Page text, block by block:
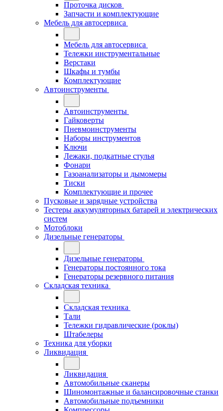
Проточка дисков
Запчасти и комплектующие
Мебель для автосервиса
Мебель для автосервиса
Тележки инструментальные
Верстаки
Шкафы и тумбы
Комплектующие
Автоинструменты
Автоинструменты
Гайковерты
Пневмоинструменты
Наборы инструментов
Ключи
Лежаки, подкатные стулья
Фонари
Газоанализаторы и дымомеры
Тиски
Комплектующие и прочее
Пусковые и зарядные устройства
Тестеры аккумуляторных батарей и электрических
систем
Мотоблоки
Дизельные генераторы
Дизельные генераторы
Генераторы постоянного тока
Генераторы резервного питания
Складская техника
Складская техника
Тали
Тележки гидравлические (роклы)
Штабелеры
Техника для уборки
Ликвидация
Ликвидация
Автомобильные сканеры
Шиномонтажные и балансировочные станки
Автомобильные подъемники